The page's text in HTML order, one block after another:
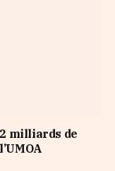
milliards de